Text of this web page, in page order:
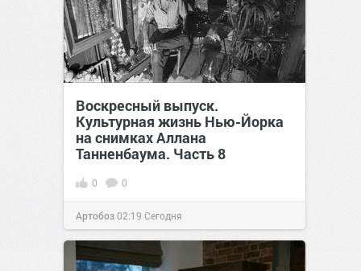
Воскресный выпуск.
Культурная жизнь Нью-Йорка
на снимках Аллана
Танненбаума. Часть 8
0 0
Артобоз02:19 Сегодня